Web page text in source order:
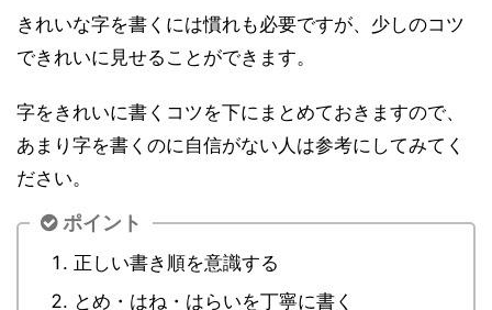
きれいな字を書くには慣れも必要ですが、少しのコツ
できれいに見せることができます。
字をきれいに書くコツを下にまとめておきますので、
あまり字を書くのに自信がない人は参考にしてみてく
ださい。
ポイント
正しい書き順を意識する
とめ・はね・はらいを丁寧に書く